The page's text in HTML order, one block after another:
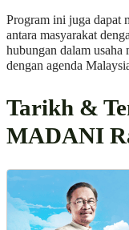
Program ini juga dapat
antara masyarakat
hubungan dalam usaha
dengan agenda
Tarikh &
MADANI